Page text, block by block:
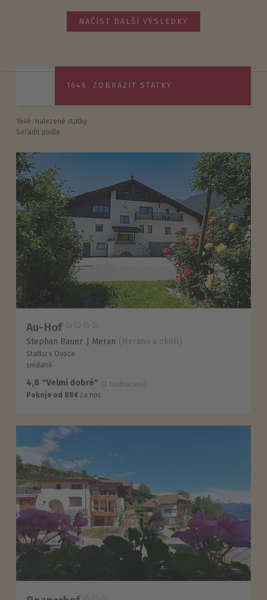
NAČÍST DALŠÍ VÝSLEDKY
1646 ZOBRAZIT STATKY
1646
nalezené statky
Seřadit podle
Au-Hof
Stephan Bauer Meran (Merano a okolí)
Statku s Ovoce
snídaně
4,8 "Velmi dobré"
(2 hodnocení)
Pokoje od 88€ za noc